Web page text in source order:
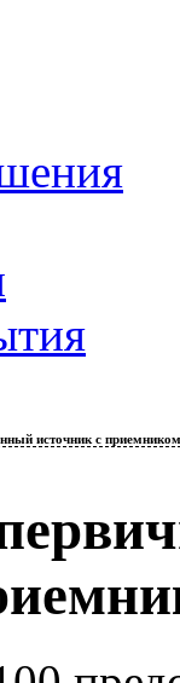
источник с